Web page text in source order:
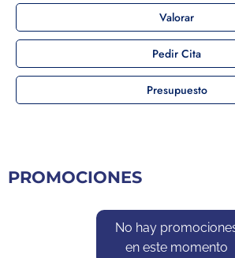
Valorar
Pedir Cita
Presupuesto
PROMOCIONES
No hay
en este momento